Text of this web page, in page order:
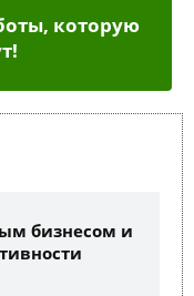
которую
бизнесом и